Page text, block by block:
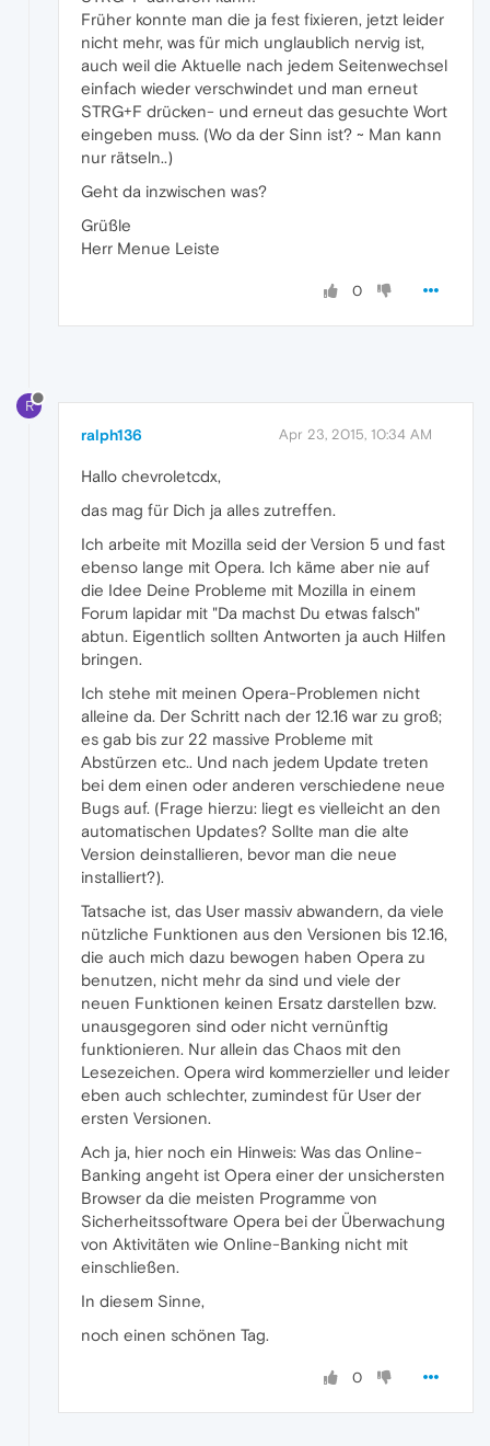
Früher konnte man die ja fest fixieren, jetzt leider
nicht mehr, was für mich unglaublich nervig ist,
auch weil die Aktuelle nach jedem Seitenwechsel
einfach wieder verschwindet und man erneut
STRG+F drücken- und erneut das gesuchte Wort
eingeben muss. (Wo da der Sinn ist? ~ Man kann
nur rätseln..)
Geht da inzwischen was?
Grüßle
Herr Menue Leiste
0
R
ralph136 Apr 23, 2015, 10:34 AM
Hallo chevroletcdx,
das mag für Dich ja alles zutreffen.
Ich arbeite mit Mozilla seid der Version 5 und fast
ebenso lange mit Opera. Ich käme aber nie auf
die Idee Deine Probleme mit Mozilla in einem
Forum lapidar mit "Da machst Du etwas falsch"
abtun. Eigentlich sollten Antworten ja auch Hilfen
bringen.
Ich stehe mit meinen Opera-Problemen nicht
alleine da. Der Schritt nach der 12.16 war zu groß;
es gab bis zur 22 massive Probleme mit
Abstürzen etc.. Und nach jedem Update treten
bei dem einen oder anderen verschiedene neue
Bugs auf. (Frage hierzu: liegt es vielleicht an den
automatischen Updates? Sollte man die alte
Version deinstallieren, bevor man die neue
installiert?).
Tatsache ist, das User massiv abwandern, da viele
nützliche Funktionen aus den Versionen bis 12.16,
die auch mich dazu bewogen haben Opera zu
benutzen, nicht mehr da sind und viele der
neuen Funktionen keinen Ersatz darstellen bzw.
unausgegoren sind oder nicht vernünftig
funktionieren. Nur allein das Chaos mit den
Lesezeichen. Opera wird kommerzieller und leider
eben auch schlechter, zumindest für User der
ersten Versionen.
Ach ja, hier noch ein Hinweis: Was das Online-
Banking angeht ist Opera einer der unsichersten
Browser da die meisten Programme von
Sicherheitssoftware Opera bei der Überwachung
von Aktivitäten wie Online-Banking nicht mit
einschließen.
In diesem Sinne,
noch einen schönen Tag.
0